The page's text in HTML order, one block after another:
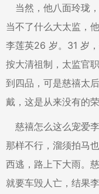
当然，他八面玲珑
当不了什么大太监，
李莲英26 岁。31 岁
按大清祖制，太监官
到四品，可是慈禧太
戴，这是从来没有的荣
慈禧怎么这么宠爱
那样不行，溜须拍马
西逃，路上下大雨。
就要车毁人亡，结果